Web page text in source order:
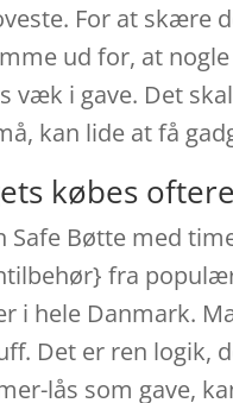
For at skære
ud for, at
væk i gave. Det
kan lide at få
købes
Safe Bøtte med
fra
i hele Danmark.
Det er ren logik,
lås som gave,